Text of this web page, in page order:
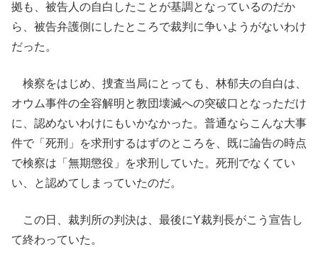
拠も、被告人の自白したことが基調となっているのだか
ら、被告弁護側にしたところで裁判に争いようがないわけ
だった。
検察をはじめ、捜査当局にとっても、林郁夫の自白は、
オウム事件の全容解明と教団壊滅への突破口となっただけ
に、認めないわけにもいかなかった。普通ならこんな大事
件で「死刑」を求刑するはずのところを、既に論告の時点
で検察は「無期懲役」を求刑していた。死刑でなくてい
い、と認めてしまっていたのだ。
この日、裁判所の判決は、最後にY裁判長がこう宣告し
て終わっていた。